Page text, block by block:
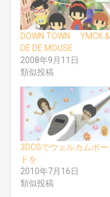
DOWN TOWN YMCK &
DE DE MOUSE
2008年9月11日
類似投稿
3DCGでウェルカムボー
ドを
2010年7月16日
類似投稿